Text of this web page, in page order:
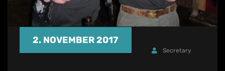
2. NOVEMBER 2017
Secretary